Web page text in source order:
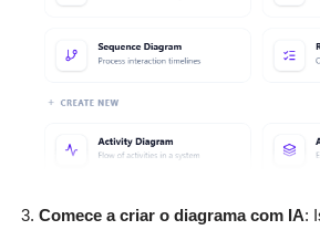
Comece a criar o diagrama com IA: